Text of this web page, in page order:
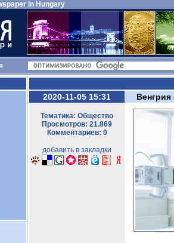
in Hungary
2020-11-05 15:31
Тематика: Общество
Просмотров: 21.869
Комментариев: 0
добавить в закладки